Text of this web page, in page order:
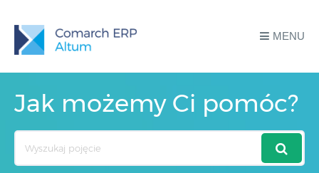
MENU
Jak możemy Ci pomóc?